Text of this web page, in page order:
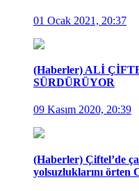
01 Ocak 2021, 20:37
(Haberler) ALİ
SÜRDÜRÜYOR
09 Kasım 2020, 20:39
(Haberler) Çiftel’de
yolsuzluklarını örten